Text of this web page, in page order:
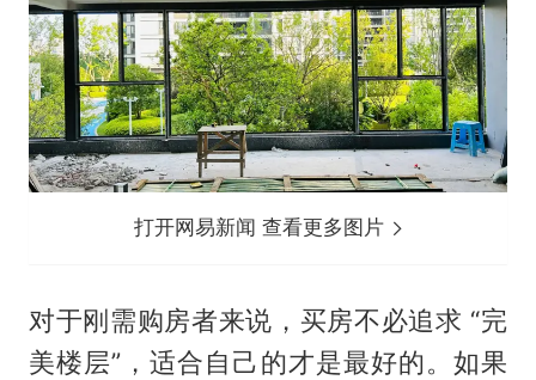
打开网易新闻 查看更多图片
对于刚需购房者来说，买房不必追求 “完
美楼层”，适合自己的才是最好的。如果